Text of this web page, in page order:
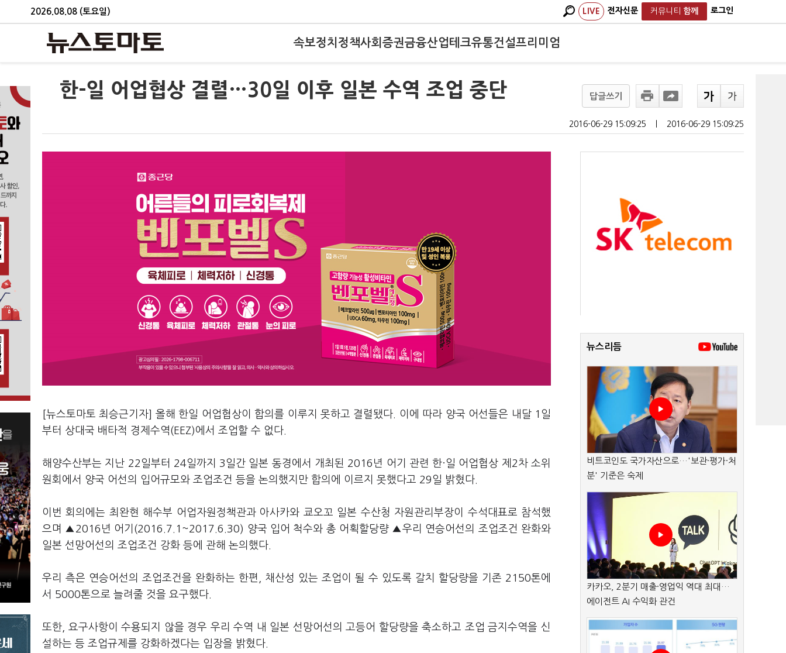
2026.08.08 (토요일) LIVE 전자신문 커뮤니티 함께 로그인
속보정치 정책사회 증권금융산업테크유통건설프리미엄
한-일 어업협상 결렬…30일 이후 일본 수역 조업 중단 답글쓰기
2016-06-29 15:09:25 2016-06-29 15:09:25
[뉴스토마토 최승근기자] 올해 한일 어업협상이 합의를 이루지 못하고 결렬됐다. 이에 따라 양국 어선들은 내달 1일
부터 상대국 배타적 경제수역(EEZ)에서 조업할 수 없다.
해양수산부는 지난 22일부터 24일까지 3일간 일본 동경에서 개최된 2016년 어기 관련 한·일 어업협상 제2차 소위
원회에서 양국 어선의 입어규모와 조업조건 등을 논의했지만 합의에 이르지 못했다고 29일 밝혔다.
이번 회의에는 최완현 해수부 어업자원정책관과 아사카와 쿄오꼬 일본 수산청 자원관리부장이 수석대표로 참석했
으며 ▲2016년 어기(2016.7.1~2017.6.30) 양국 입어 척수와 총 어획할당량 ▲우리 연승어선의 조업조건 완화와
일본 선망어선의 조업조건 강화 등에 관해 논의했다.
우리 측은 연승어선의 조업조건을 완화하는 한편, 채산성 있는 조업이 될 수 있도록 갈치 할당량을 기존 2150톤에
서 5000톤으로 늘려줄 것을 요구했다.
또한, 요구사항이 수용되지 않을 경우 우리 수역 내 일본 선망어선의 고등어 할당량을 축소하고 조업 금지수역을 신
설하는 등 조업규제를 강화하겠다는 입장을 밝혔다.
뉴스리듬
비트코인도 국가자산으로…'보관·평가·처
분' 기준은 숙제
카카오, 2분기 매출·영업익 역대 최대…
에이전트 AI 수익화 관건